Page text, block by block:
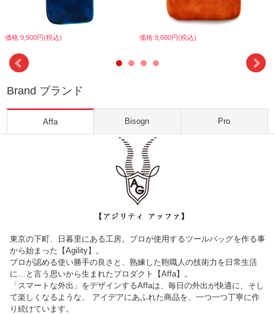
価格:9,900円(税込) 価格:9,680円(税込)
Brand ブランド
Affa Bisogn Pro
東京の下町、日暮里にある工房。プロが使用するツールバッグを作る事
から始まった【Agility】。
プロが認める使い勝手の良さと、熟練した鞄職人の技術力を日常生活
に…と言う思いから生まれたプロダクト【Affa】。
「スマートな外出」をデザインするAffaは、毎日の外出が快適に、そし
て楽しくなるような、 アイデアにあふれた商品を、一つ一つ丁寧に作
り続けています。